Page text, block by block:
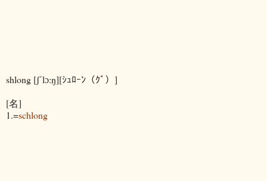
shlong [ʃˈlɔ:ŋ][ｼｭﾛｰﾝ（ｸﾞ）]
[名]
1.=schlong